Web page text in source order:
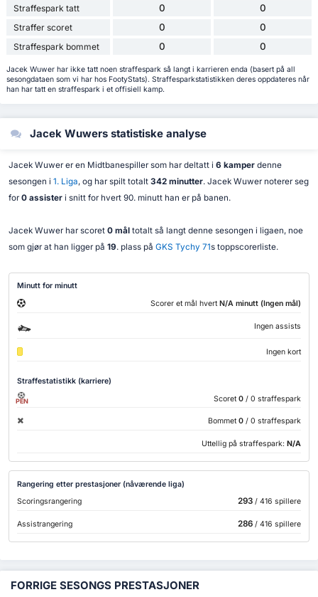
Straffespark tatt 0 0
Straffer scoret 0 0
Straffespark bommet 0 0
Jacek Wuwer har ikke tatt noen straffespark så langt i karrieren enda (basert på all
sesongdataen som vi har hos FootyStats). Straffesparkstatistikken deres oppdateres når
han har tatt en straffespark i et offisiell kamp.
Jacek Wuwers statistiske analyse
Jacek Wuwer er en Midtbanespiller som har deltatt i 6 kamperdenne
sesongen i 1. Liga, og har spilt totalt 342 minutter. Jacek Wuwer noterer seg
for 0 assisteri snitt for hvert 90. minutt han er på banen.
Jacek Wuwer har scoret 0 måltotalt så langt denne sesongen i ligaen, noe
som gjør at han ligger på 19. plass på GKS Tychy 71s toppscorerliste.
Minutt for minutt
Scorer et mål hvertN/A minutt (Ingen mål)
Ingen assists
Ingen kort
Straffestatistikk (karriere)
PEN Scoret 0 / 0 straffespark
Bommet 0 / 0 straffespark
Uttellig på straffespark: N/A
Rangering etter prestasjoner (nåværende liga)
Scoringsrangering
293/ 416 spillere
Assistrangering 286/ 416 spillere
FORRIGE SESONGS PRESTASJONER